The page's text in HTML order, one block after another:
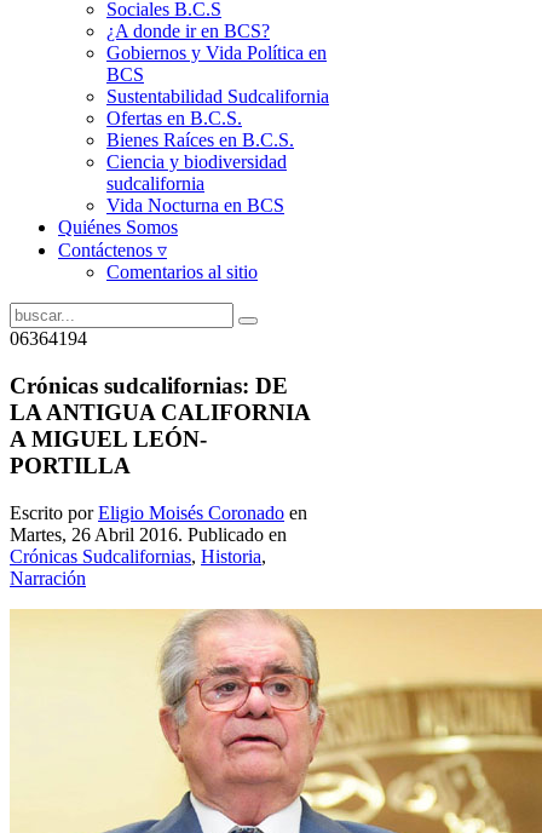
Sociales B.C.S
¿A donde ir en BCS?
Gobiernos y Vida Política en
BCS
Sustentabilidad Sudcalifornia
Ofertas en B.C.S.
Bienes Raíces en B.C.S.
Ciencia y biodiversidad
sudcalifornia
Vida Nocturna en BCS
Quiénes Somos
Contáctenos ▿
Comentarios al sitio
06364194
Crónicas sudcalifornias: DE
LA ANTIGUA CALIFORNIA
A MIGUEL LEÓN-
PORTILLA
Escrito porEligio Moisés Coronado en
Martes, 26 Abril 2016. Publicado en
Crónicas Sudcalifornias, Historia,
Narración